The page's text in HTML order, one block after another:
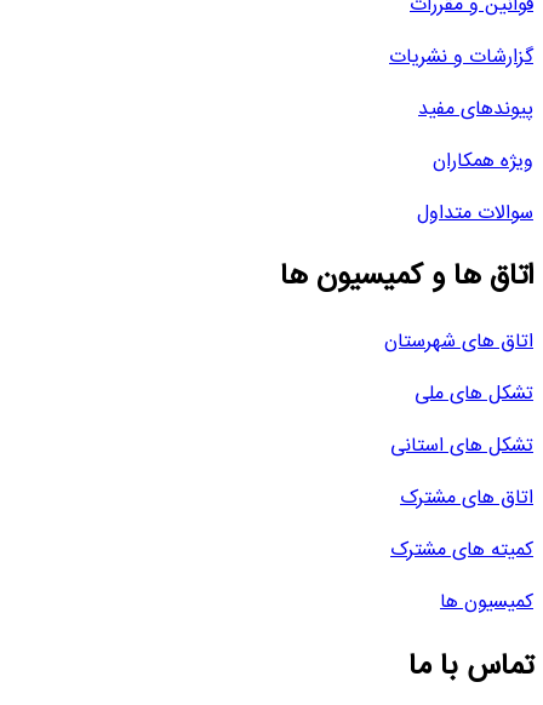
گزارشات و نشریات
پیوندهای مفید
ویژه همکاران
سوالات متداول
اتاق ها و کمیسیون ها
اتاق های شهرستان
تشکل های ملی
تشکل های استانی
اتاق های مشترک
کمیته های مشترک
کمیسیون ها
تماس با ما